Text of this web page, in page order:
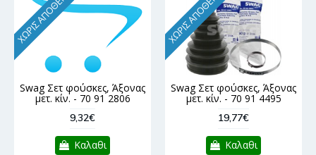
ΧΩΡΊΣ ΑΠΌΘΕΜΑ
Swag Σετ φούσκες, Άξονας
μετ. κίν. - 70 91 2806
9,32€
Καλαθι
ΧΩΡΊΣ ΑΠΌΘΕΜΑ
Swag Σετ φούσκες, Άξονας
μετ. κίν. - 70 91 4495
19,77€
Καλαθι